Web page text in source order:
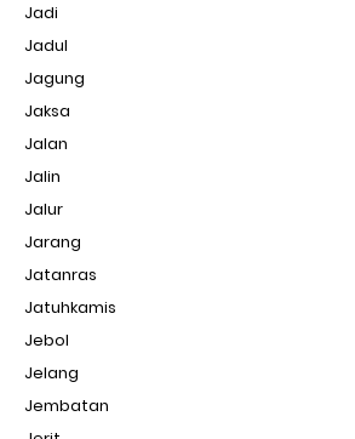
Jadi
Jadul
Jagung
Jaksa
Jalan
Jalin
Jalur
Jarang
Jatanras
Jatuhkamis
Jebol
Jelang
Jembatan